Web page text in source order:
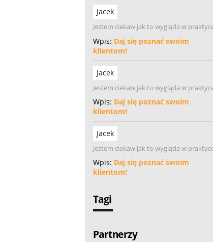
Jacek
Jestem ciekaw jak to wygląda w
Wpis: Daj się poznać swoim
klientom!
Jacek
Jestem ciekaw jak to wygląda w
Wpis: Daj się poznać swoim
klientom!
Jacek
Jestem ciekaw jak to wygląda w
Wpis: Daj się poznać swoim
klientom!
Tagi
Partnerzy